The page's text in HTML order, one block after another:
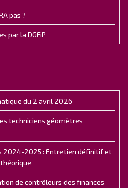
pas ?
par la DGFiP
du 2 avril 2026
techniciens géomètres
2024-2025 : Entretien définitif et
de contrôleurs des finances